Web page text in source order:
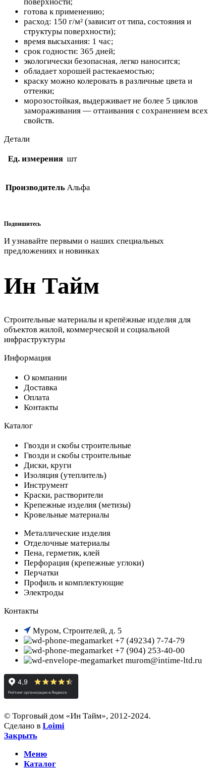
готова к применению;
расход: 150 г/м² (зависит от типа, состояния и
структуры поверхности);
время высыхания: 1 час;
срок годности: 365 дней;
экологически безопасная, легко наносится;
обладает хорошей растекаемостью;
краску можно колеровать в различные цвета и
оттенки;
морозостойкая, выдерживает не более 5 циклов
замораживания — оттаивания с сохранением всех
свойств.
Детали
Ед. измерения шт
Производитель Альфа
Подпишитесь
И узнавайте первыми о наших специальных
предложениях и новинках
Ин Тайм
Строительные материалы и крепёжные изделия для
объектов жилой, коммерческой и социальной
инфраструктуры
Информация
О компании
Доставка
Оплата
Контакты
Каталог
Гвозди и скобы строительные
Гвозди и скобы строительные
Диски, круги
Изоляция (утеплитель)
Инструмент
Краски, растворители
Крепежные изделия (метизы)
Кровельные материалы
Металлические изделия
Отделочные материалы
Пена, герметик, клей
Перфорация (крепежные углоки)
Перчатки
Профиль и комплектующие
Электроды
Контакты
Муром, Строителей, д. 5
+7 (49234) 7-74-79
+7 (904) 253-40-00
murom@intime-ltd.ru
© Торговый дом «Ин Тайм», 2012-2024.
Сделано в Loimi
Закрыть
Меню
Каталог